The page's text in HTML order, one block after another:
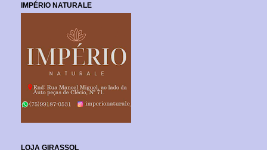
IMPÉRIO NATURALE
LOJA GIRASSOL